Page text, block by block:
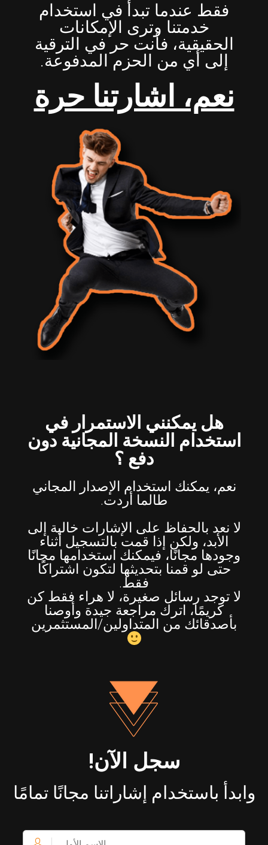
فقط عندما تبدأ في استخدام
خدمتنا وترى الإمكانات
الحقيقية، فأنت حر في الترقية
إلى أي من الحزم المدفوعة.
نعم، اشارتنا حرة
هل يمكنني الاستمرار في
استخدام النسخة المجانية دون
دفع ؟
نعم، يمكنك استخدام الإصدار المجاني
طالما أردت.
لا نعد بالحفاظ على الإشارات خالية إلى
الأبد، ولكن إذا قمت بالتسجيل أثناء
وجودها مجانًا، فيمكنك استخدامها مجانًا
حتى لو قمنا بتحديثها لتكون اشتراكًا
فقط.
لا توجد رسائل صغيرة، لا هراء فقط كن
كريمًا، اترك مراجعة جيدة وأوصنا
بأصدقائك من المتداولين/المستثمرين
سجل الآن!
وابدأ باستخدام إشاراتنا مجانًا تمامًا